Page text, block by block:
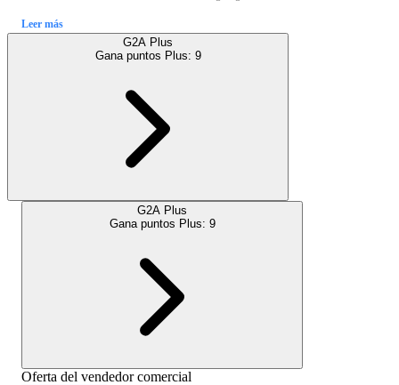
Leer más
G2A Plus
Gana puntos Plus: 9
G2A Plus
Gana puntos Plus: 9
Oferta del vendedor comercial